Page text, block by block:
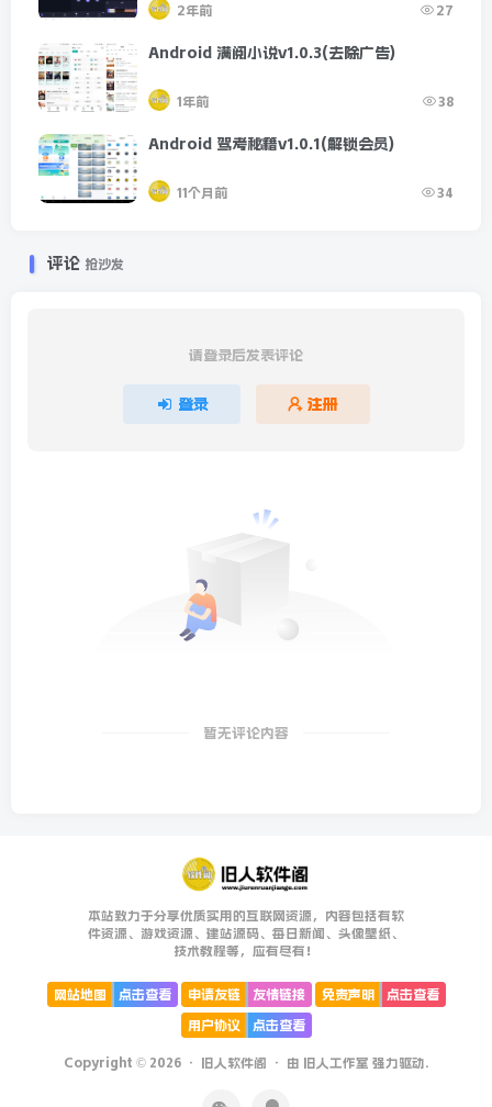
2年前 27
Android 满阅小说v1.0.3(去除广告)
1年前 38
Android 驾考秘籍v1.0.1(解锁会员)
11个月前 34
评论 抢沙发
请登录后发表评论
登录 注册
暂无评论内容
本站致力于分享优质实用的互联网资源，内容包括有软
件资源、游戏资源、建站源码、每日新闻、头像壁纸、
技术教程等，应有尽有！
网站地图 点击查看 申请友链 友情链接 免责声明
点击查看
用户协议
点击查看
Copyright © 2026 · 旧人软件阁 · 由 旧人工作室 强力驱动.